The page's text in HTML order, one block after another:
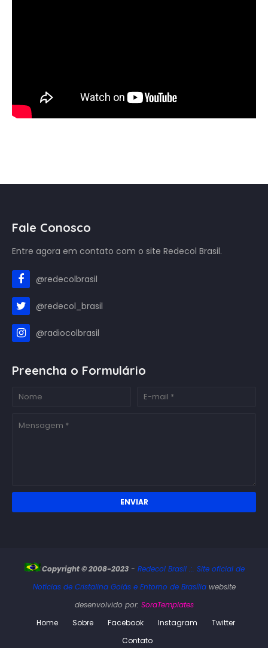
Fale Conosco
Entre agora em contato com o site Redecol Brasil.
@redecolbrasil
@redecol_brasil
@radiocolbrasil
Preencha o Formulário
Copyright © 2008-2023- Redecol Brasil .:. Site oficial de
Notícias de Cristalina Goiás e Entorno de Brasíliawebsite
desenvolvido por: SoraTemplates
Home
Sobre Facebook Instagram
Twitter
Contato